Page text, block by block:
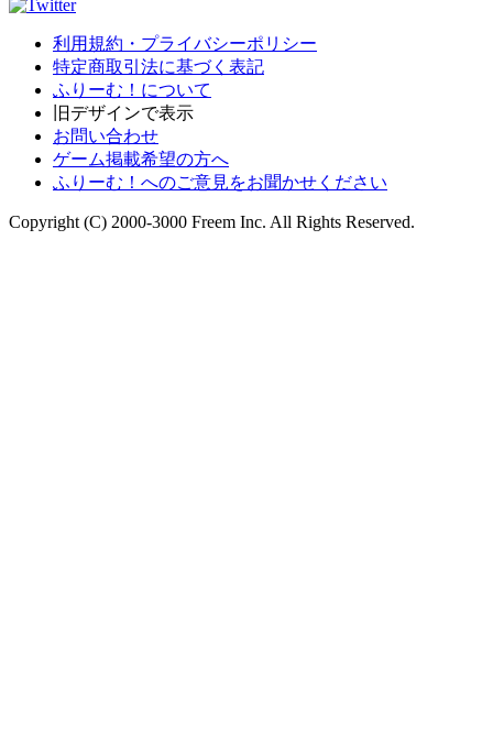
利用規約・プライバシーポリシー
特定商取引法に基づく表記
ふりーむ！について
旧デザインで表示
お問い合わせ
ゲーム掲載希望の方へ
ふりーむ！へのご意見をお聞かせください
Copyright (C) 2000-3000 Freem Inc. All Rights Reserved.